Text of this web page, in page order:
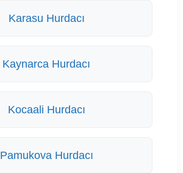
Karasu Hurdacı
Kaynarca Hurdacı
Kocaali Hurdacı
Pamukova Hurdacı